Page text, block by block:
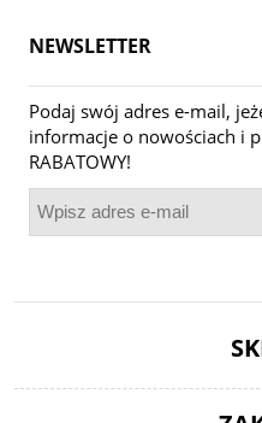
NEWSLETTER
Podaj swój adres e-mail,
informacje o nowościach i
RABATOWY!